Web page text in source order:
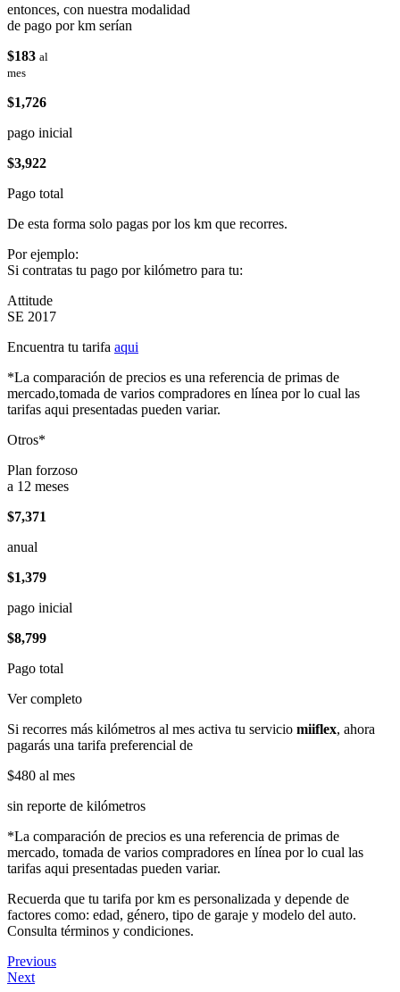
entonces, con nuestra modalidad
de pago por km serían
$183 al
mes
$1,726
pago inicial
$3,922
Pago total
De esta forma solo pagas por los km que recorres.
Por ejemplo:
Si contratas tu pago por kilómetro para tu:
Attitude
SE 2017
Encuentra tu tarifa aqui
*La comparación de precios es una referencia de primas de
mercado,tomada de varios compradores en línea por lo cual las
tarifas aqui presentadas pueden variar.
Otros*
Plan forzoso
a 12 meses
$7,371
anual
$1,379
pago inicial
$8,799
Pago total
Ver completo
Si recorres más kilómetros al mes activa tu servicio miiflex, ahora
pagarás una tarifa preferencial de
$480 al mes
sin reporte de kilómetros
*La comparación de precios es una referencia de primas de
mercado, tomada de varios compradores en línea por lo cual las
tarifas aqui presentadas pueden variar.
Recuerda que tu tarifa por km es personalizada y depende de
factores como: edad, género, tipo de garaje y modelo del auto.
Consulta términos y condiciones.
Previous
Next